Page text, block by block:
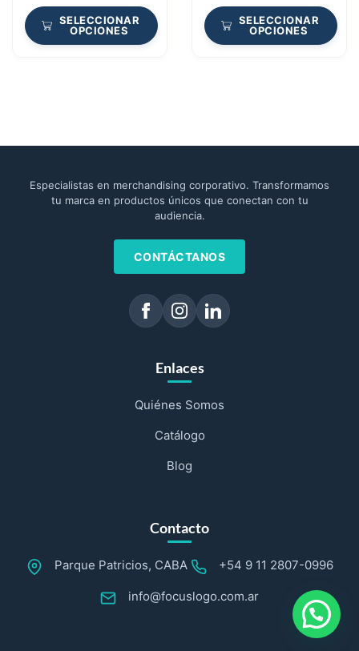
SELECCIONAR
OPCIONES
SELECCIONAR
OPCIONES
Especialistas en merchandising corporativo. Transformamos
tu marca en productos únicos que conectan con tu
audiencia.
CONTÁCTANOS
Enlaces
Quiénes Somos
Catálogo
Blog
Contacto
Parque Patricios, CABA +54 9 11 2807-0996
info@focuslogo.com.ar